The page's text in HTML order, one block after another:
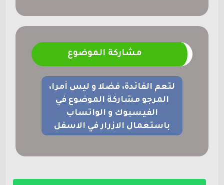
مشاركة الموضوع
لتعم الفائدة، فضلا و ليس أمرا،
المرجو مشاركة الموضوع في
الفيسبوك و الواتساب
باستعمال الازرار في الاسفل